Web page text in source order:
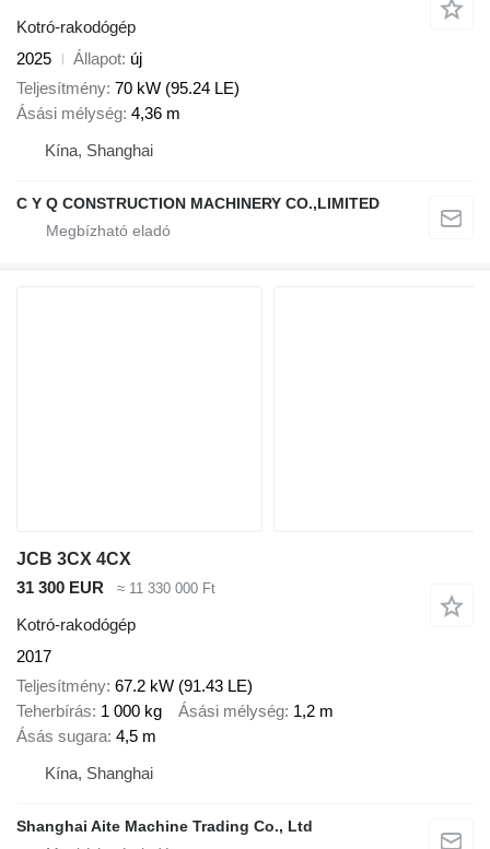
Kotró-rakodógép
2025
Állapot új
Teljesítmény 70 kW (95.24 LE)
Ásási mélység 4,36 m
Kína, Shanghai
C Y Q CONSTRUCTION MACHINERY CO.,LIMITED
JCB 3CX 4CX
31 300 EUR
≈ 11 330 000 Ft
Kotró-rakodógép
2017
Teljesítmény 67.2 kW (91.43 LE)
Teherbírás 1 000 kg Ásási mélység 1,2 m
Ásás sugara 4,5 m
Kína, Shanghai
Shanghai Aite Machine Trading Co., Ltd